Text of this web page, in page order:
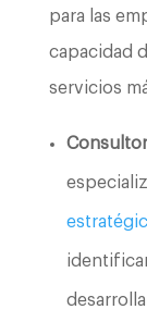
para las
capacidad
servicios